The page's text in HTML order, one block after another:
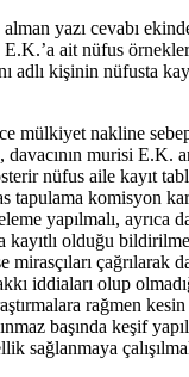
yazı cevabı
ait nüfus
adlı kişinin nüfusta
mülkiyet nakline
murisi E.K.
nüfus aile kayıt
tapulama komisyon
yapılmalı, ayrıca
kayıtlı olduğu
çağrılarak
iddiaları olup
rağmen
başında keşif
sağlanmaya